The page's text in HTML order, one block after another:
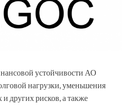
устойчивости АО
нагрузки, уменьшения
других рисков, а также